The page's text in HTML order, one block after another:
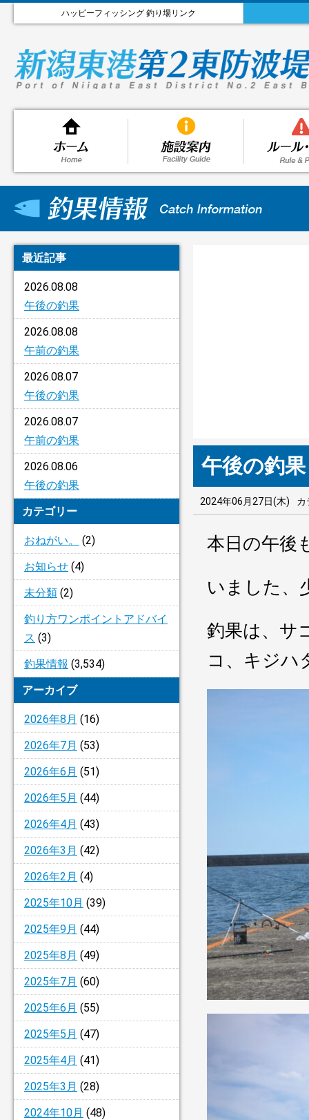
ハッピーフィッシング 釣り場リンク
最近記事
2026.08.08
午後の釣果
2026.08.08
午前の釣果
2026.08.07
午後の釣果
2026.08.07
午前の釣果
2026.08.06
午後の釣果
カテゴリー
おねがい。
(2)
お知らせ (4)
未分類 (2)
釣り方ワンポイントアドバイ
ス (3)
釣果情報 (3,534)
アーカイブ
2026年8月 (16)
2026年7月 (53)
2026年6月 (51)
2026年5月 (44)
2026年4月 (43)
2026年3月 (42)
2026年2月 (4)
2025年10月 (39)
2025年9月 (44)
2025年8月 (49)
2025年7月 (60)
2025年6月 (55)
2025年5月 (47)
2025年4月 (41)
2025年3月 (28)
2024年10月 (48)
午後の釣果
2024年06月27日(木) カ
本日の午後
いました、
釣果は、サ
コ、キジハ